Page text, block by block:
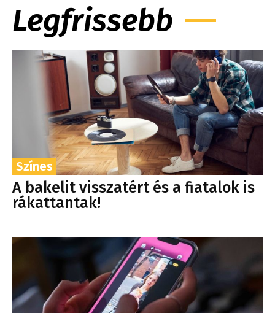
Legfrissebb
Színes
A bakelit visszatért és a fiatalok is
rákattantak!